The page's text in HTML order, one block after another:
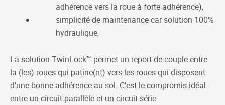
adhérence vers la roue à forte adhérence),
simplicité de maintenance car solution 100%
hydraulique,
La solution TwinLock™ permet un report de couple entre
la (les) roues qui patine(nt) vers les roues qui disposent
d’une bonne adhérence au sol. C’est le compromis idéal
entre un circuit parallèle et un circuit série.